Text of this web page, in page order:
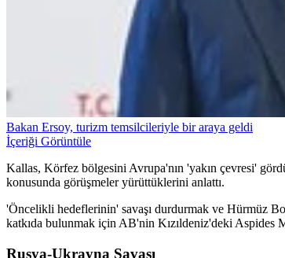
Bakan Ersoy, turizm temsilcileriyle bir araya geldi
İçeriği Görüntüle
Kallas, Körfez bölgesini Avrupa'nın 'yakın çevresi'
konusunda görüşmeler yürüttüklerini anlattı.
'Öncelikli hedeflerinin' savaşı durdurmak ve Hürmüz
katkıda bulunmak için AB'nin Kızıldeniz'deki Aspides
Rusya-Ukrayna Savaşı